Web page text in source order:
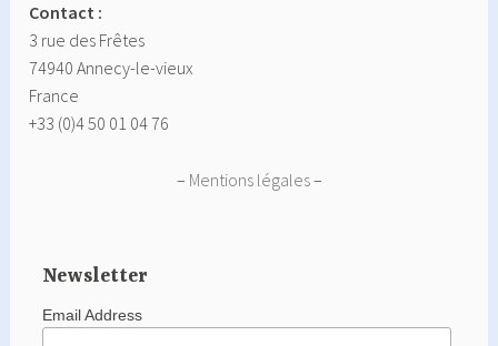
Contact :
3 rue des Frêtes
74940 Annecy-le-vieux
France
+33 (0)4 50 01 04 76
– Mentions légales–
Newsletter
Email Address